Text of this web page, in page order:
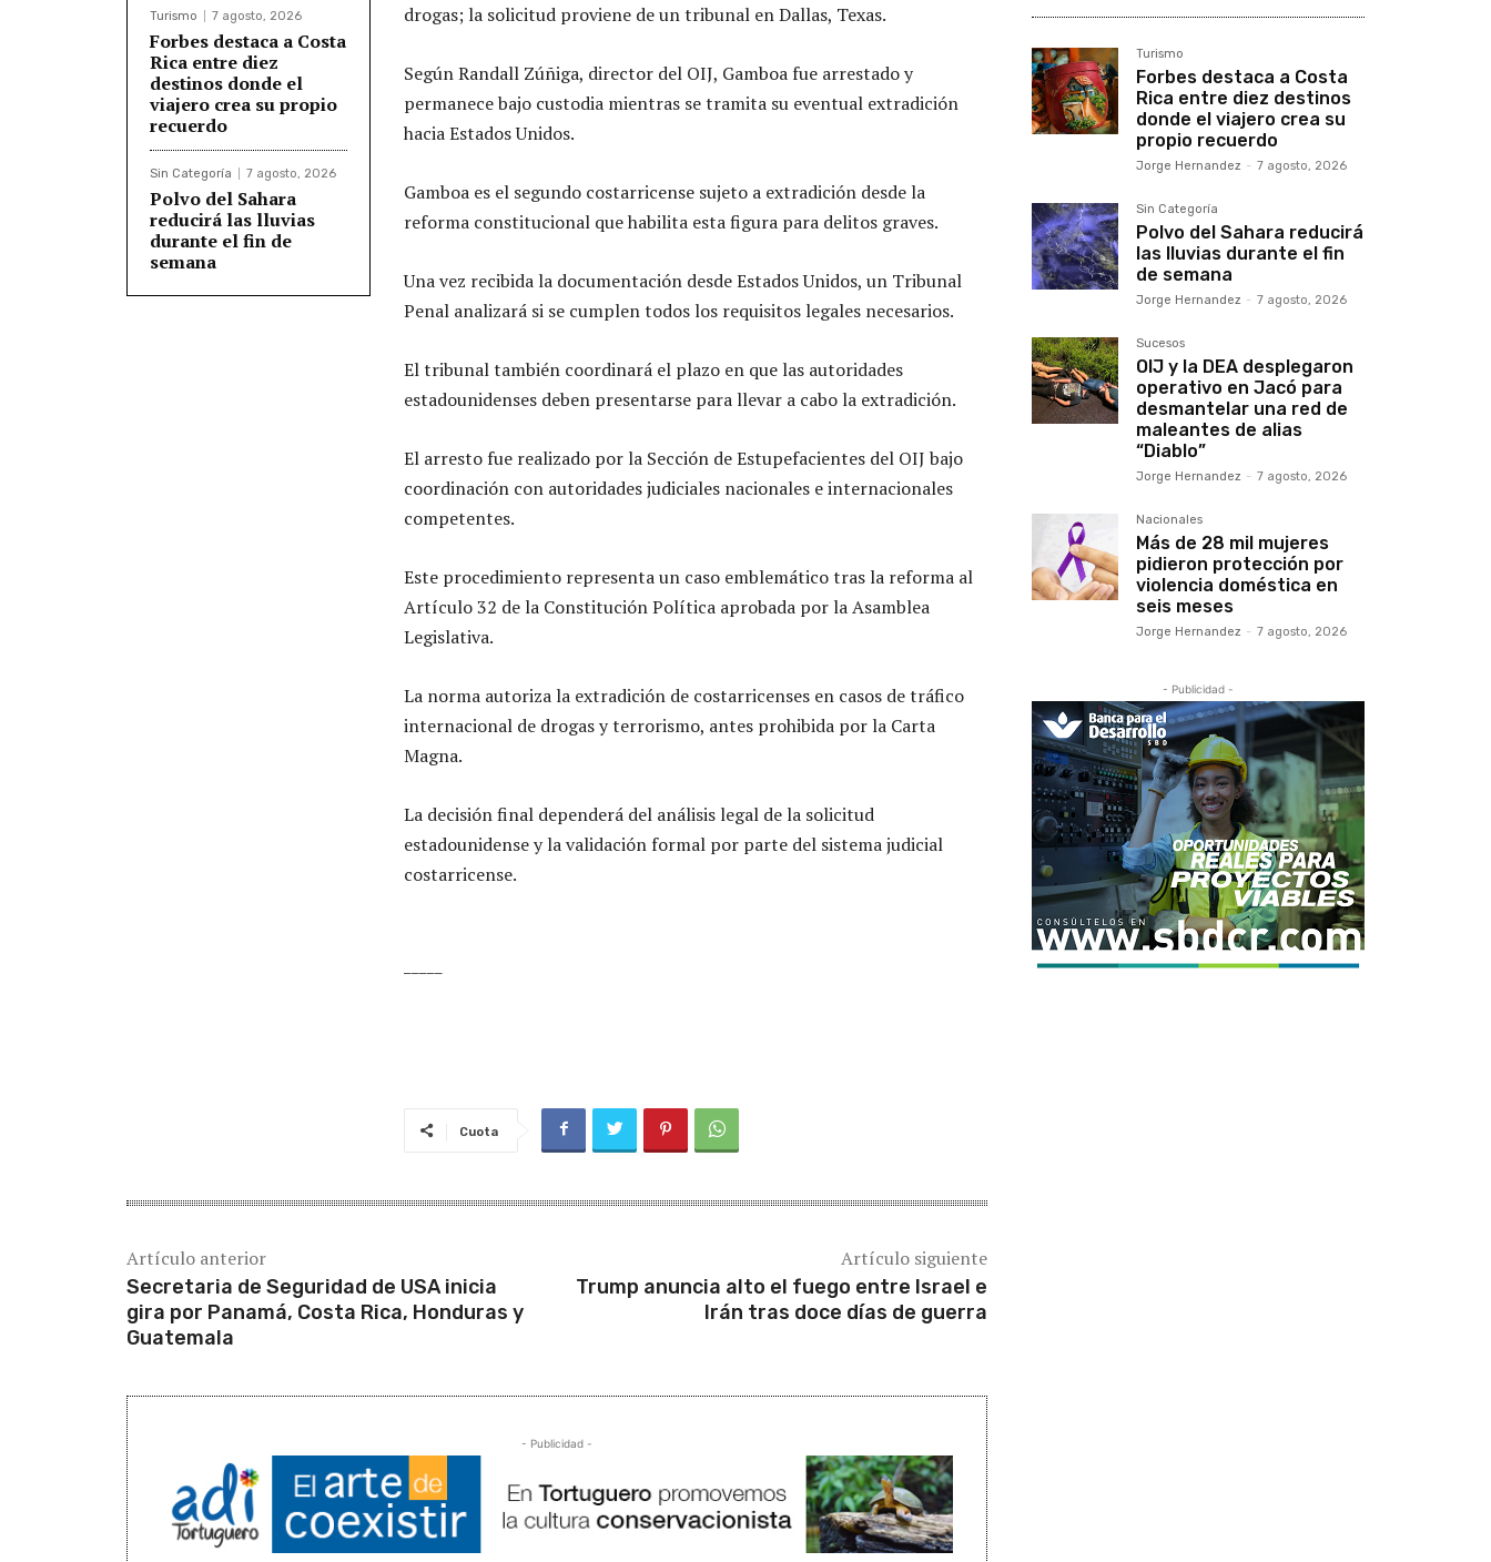
Turismo 7 agosto, 2026
Forbes destaca a Costa
Rica entre diez
destinos donde el
viajero crea su propio
recuerdo
Sin Categoría 7 agosto, 2026
Polvo del Sahara
reducirá las lluvias
durante el fin de
semana
drogas; la solicitud proviene de un tribunal en Dallas, Texas.
Según Randall Zúñiga, director del OIJ, Gamboa fue arrestado y
permanece bajo custodia mientras se tramita su eventual extradición
hacia Estados Unidos.
Gamboa es el segundo costarricense sujeto a extradición desde la
reforma constitucional que habilita esta figura para delitos graves.
Una vez recibida la documentación desde Estados Unidos, un Tribunal
Penal analizará si se cumplen todos los requisitos legales necesarios.
El tribunal también coordinará el plazo en que las autoridades
estadounidenses deben presentarse para llevar a cabo la extradición.
El arresto fue realizado por la Sección de Estupefacientes del OIJ bajo
coordinación con autoridades judiciales nacionales e internacionales
competentes.
Este procedimiento representa un caso emblemático tras la reforma al
Artículo 32 de la Constitución Política aprobada por la Asamblea
Legislativa.
La norma autoriza la extradición de costarricenses en casos de tráfico
internacional de drogas y terrorismo, antes prohibida por la Carta
Magna.
La decisión final dependerá del análisis legal de la solicitud
estadounidense y la validación formal por parte del sistema judicial
costarricense.
Cuota
Artículo anterior
Secretaria de Seguridad de USA inicia
gira por Panamá, Costa Rica, Honduras y
Guatemala
Artículo siguiente
Trump anuncia alto el fuego entre Israel e
Irán tras doce días de guerra
- Publicidad -
Turismo
Forbes destaca a Costa
Rica entre diez destinos
donde el viajero crea su
propio recuerdo
Jorge Hernandez - 7 agosto, 2026
Sin Categoría
Polvo del Sahara reducirá
las lluvias durante el fin
de semana
Jorge Hernandez - 7 agosto, 2026
Sucesos
OIJ y la DEA desplegaron
operativo en Jacó para
desmantelar una red de
maleantes de alias
“Diablo”
Jorge Hernandez - 7 agosto, 2026
Nacionales
Más de 28 mil mujeres
pidieron protección por
violencia doméstica en
seis meses
Jorge Hernandez - 7 agosto, 2026
- Publicidad -